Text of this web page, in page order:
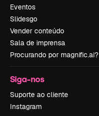
Eventos
Slidesgo
Vender conteúdo
Sala de imprensa
Procurando por magnific.ai?
Siga-nos
Suporte ao cliente
Instagram